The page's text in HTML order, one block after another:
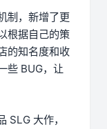
制，新增了更
根据自己的策
的知名度和收
些 BUG，让
SLG 大作，